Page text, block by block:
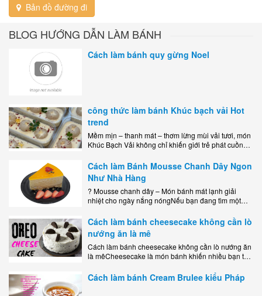
Bản đồ đường đi
BLOG HƯỚNG DẪN LÀM BÁNH
Cách làm bánh quy gừng Noel
công thức làm bánh Khúc bạch vải Hot
trend
Mềm mịn – thanh mát – thơm lừng mùi vải tươi, món
Khúc Bạch Vải không chỉ khiến giới trẻ phát cuồng
Cách làm Bánh Mousse Chanh Dây Ngon
Như Nhà Hàng
? Mousse chanh dây – Món bánh mát lạnh giải
nhiệt cho ngày nắng nóngNếu bạn đang tìm một
dễ..
Cách làm bánh cheesecake không cần lò
nướng ăn là mê
Cách làm bánh cheesecake không cần lò nướng ăn
là mêCheesecake là món bánh khiến nhiều bạn trẻ
kem..
Cách làm bánh Cream Brulee kiểu Pháp